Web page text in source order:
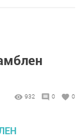
932 0 0